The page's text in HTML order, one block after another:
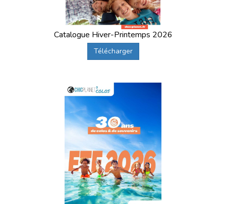
Catalogue Hiver-Printemps 2026
Télécharger